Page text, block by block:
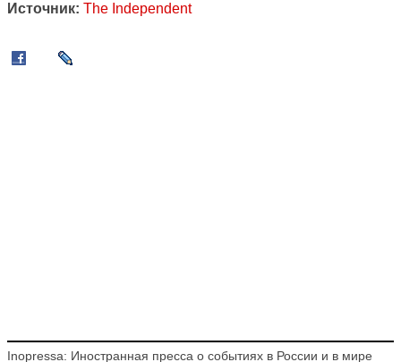
Источник: The Independent
Inopressa: Иностранная пресса о событиях в России и в мире